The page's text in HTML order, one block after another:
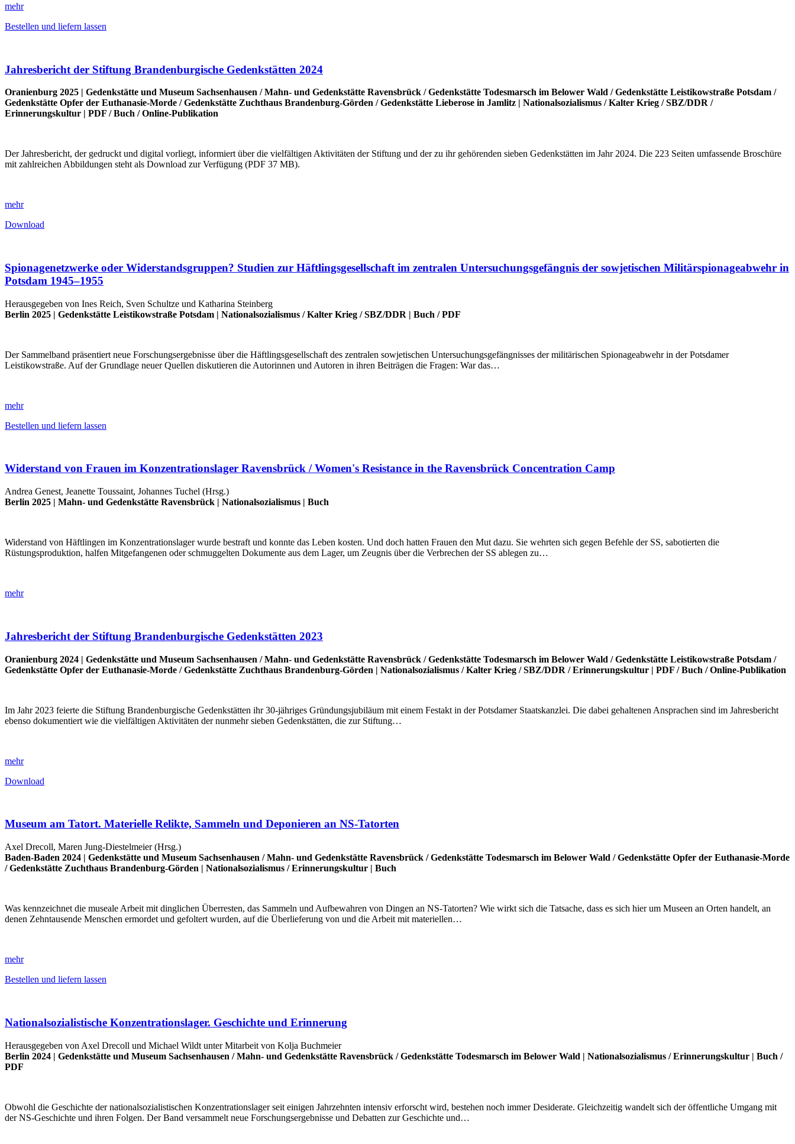
mehr
Bestellen und liefern lassen
Jahresbericht der Stiftung Brandenburgische Gedenkstätten 2024
Oranienburg 2025 | Gedenkstätte und Museum Sachsenhausen /Mahn- und Gedenkstätte Ravensbrück /Gedenkstätte Todesmarsch im Belower Wald /Gedenkstätte Leistikowstraße Potsdam /
Gedenkstätte Opfer der Euthanasie-Morde /Gedenkstätte Zuchthaus Brandenburg-Görden /Gedenkstätte Lieberose in Jamlitz | Nationalsozialismus /Kalter Krieg /SBZ/DDR /
Erinnerungskultur | PDF /Buch /Online-Publikation
Der Jahresbericht, der gedruckt und digital vorliegt, informiert über die vielfältigen Aktivitäten der Stiftung und der zu ihr gehörenden sieben Gedenkstätten im Jahr 2024. Die 223 Seiten umfassende Broschüre
mit zahlreichen Abbildungen steht als Download zur Verfügung (PDF 37 MB).
mehr
Download
Spionagenetzwerke oder Widerstandsgruppen? Studien zur Häftlingsgesellschaft im zentralen Untersuchungsgefängnis der sowjetischen Militärspionageabwehr in
Potsdam 1945–1955
Herausgegeben von Ines Reich, Sven Schultze und Katharina Steinberg
Berlin 2025 | Gedenkstätte Leistikowstraße Potsdam | Nationalsozialismus /Kalter Krieg /SBZ/DDR | Buch /PDF
Der Sammelband präsentiert neue Forschungsergebnisse über die Häftlingsgesellschaft des zentralen sowjetischen Untersuchungsgefängnisses der militärischen Spionageabwehr in der Potsdamer
Leistikowstraße. Auf der Grundlage neuer Quellen diskutieren die Autorinnen und Autoren in ihren Beiträgen die Fragen: War das…
mehr
Bestellen und liefern lassen
Widerstand von Frauen im Konzentrationslager Ravensbrück / Women's Resistance in the Ravensbrück Concentration Camp
Andrea Genest, Jeanette Toussaint, Johannes Tuchel (Hrsg.)
Berlin 2025 | Mahn- und Gedenkstätte Ravensbrück | Nationalsozialismus | Buch
Widerstand von Häftlingen im Konzentrationslager wurde bestraft und konnte das Leben kosten. Und doch hatten Frauen den Mut dazu. Sie wehrten sich gegen Befehle der SS, sabotierten die
Rüstungsproduktion, halfen Mitgefangenen oder schmuggelten Dokumente aus dem Lager, um Zeugnis über die Verbrechen der SS ablegen zu…
mehr
Jahresbericht der Stiftung Brandenburgische Gedenkstätten 2023
Oranienburg 2024 | Gedenkstätte und Museum Sachsenhausen /Mahn- und Gedenkstätte Ravensbrück /Gedenkstätte Todesmarsch im Belower Wald /Gedenkstätte Leistikowstraße Potsdam /
Gedenkstätte Opfer der Euthanasie-Morde /Gedenkstätte Zuchthaus Brandenburg-Görden | Nationalsozialismus /Kalter Krieg /SBZ/DDR /Erinnerungskultur | PDF /Buch /Online-Publikation
Im Jahr 2023 feierte die Stiftung Brandenburgische Gedenkstätten ihr 30-jähriges Gründungsjubiläum mit einem Festakt in der Potsdamer Staatskanzlei. Die dabei gehaltenen Ansprachen sind im Jahresbericht
ebenso dokumentiert wie die vielfältigen Aktivitäten der nunmehr sieben Gedenkstätten, die zur Stiftung…
mehr
Download
Museum am Tatort. Materielle Relikte, Sammeln und Deponieren an NS-Tatorten
Axel Drecoll, Maren Jung-Diestelmeier (Hrsg.)
Baden-Baden 2024 | Gedenkstätte und Museum Sachsenhausen /Mahn- und Gedenkstätte Ravensbrück /Gedenkstätte Todesmarsch im Belower Wald /Gedenkstätte Opfer der Euthanasie-Morde
/Gedenkstätte Zuchthaus Brandenburg-Görden | Nationalsozialismus /Erinnerungskultur | Buch
Was kennzeichnet die museale Arbeit mit dinglichen Überresten, das Sammeln und Aufbewahren von Dingen an NS-Tatorten? Wie wirkt sich die Tatsache, dass es sich hier um Museen an Orten handelt, an
denen Zehntausende Menschen ermordet und gefoltert wurden, auf die Überlieferung von und die Arbeit mit materiellen…
mehr
Bestellen und liefern lassen
Nationalsozialistische Konzentrationslager. Geschichte und Erinnerung
Herausgegeben von Axel Drecoll und Michael Wildt unter Mitarbeit von Kolja Buchmeier
Berlin 2024 | Gedenkstätte und Museum Sachsenhausen /Mahn- und Gedenkstätte Ravensbrück /Gedenkstätte Todesmarsch im Belower Wald | Nationalsozialismus /Erinnerungskultur | Buch /
PDF
Obwohl die Geschichte der nationalsozialistischen Konzentrationslager seit einigen Jahrzehnten intensiv erforscht wird, bestehen noch immer Desiderate. Gleichzeitig wandelt sich der öffentliche Umgang mit
der NS-Geschichte und ihren Folgen. Der Band versammelt neue Forschungsergebnisse und Debatten zur Geschichte und…